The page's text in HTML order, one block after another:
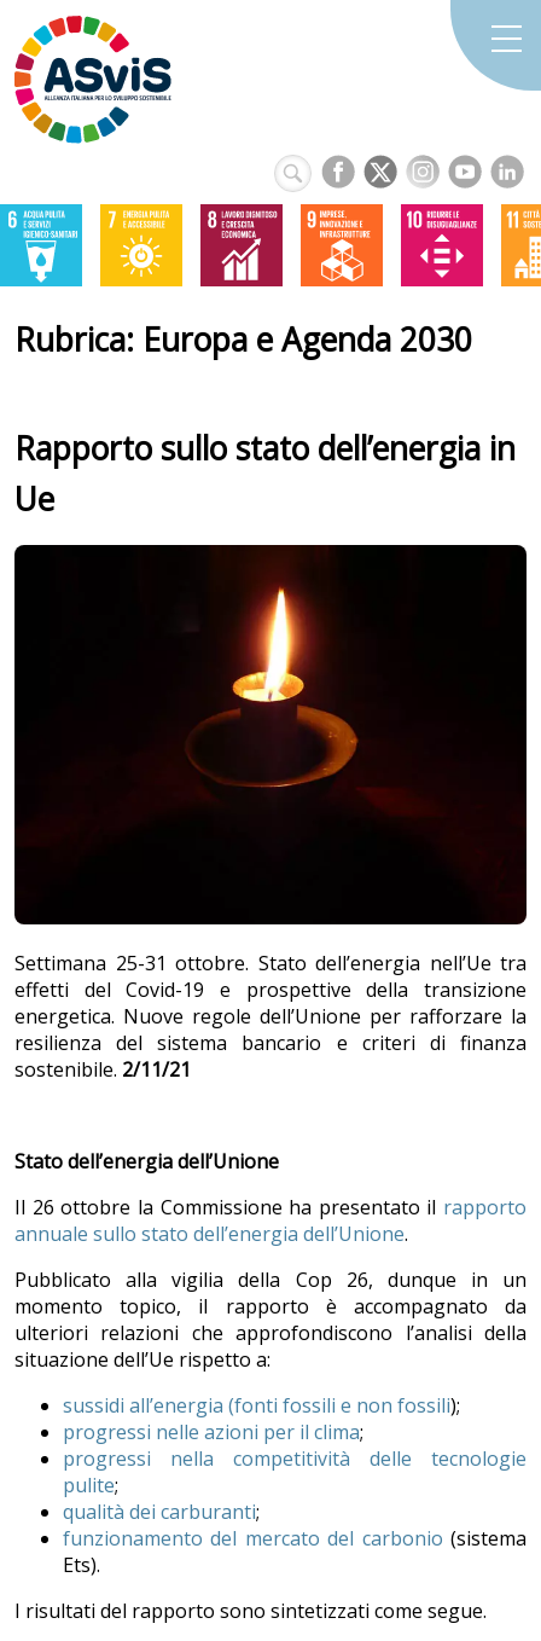
Rubrica: Europa e Agenda 2030
Rapporto sullo stato dell’energia in
Ue
Settimana 25-31 ottobre. Stato dell’energia nell’Ue tra
effetti del Covid-19 e prospettive della transizione
energetica. Nuove regole dell’Unione per rafforzare la
resilienza del sistema bancario e criteri di finanza
sostenibile. 2/11/21
Stato dell’energia dell’Unione
Il 26 ottobre la Commissione ha presentato il rapporto
annuale sullo stato dell’energia dell’Unione.
Pubblicato alla vigilia della Cop 26, dunque in un
momento topico, il rapporto è accompagnato da
ulteriori relazioni che approfondiscono l’analisi della
situazione dell’Ue rispetto a:
sussidi all’energia (fonti fossili e non fossili);
progressi nelle azioni per il clima;
progressi nella competitività delle tecnologie
pulite;
qualità dei carburanti;
funzionamento del mercato del carbonio (sistema
Ets).
I risultati del rapporto sono sintetizzati come segue.